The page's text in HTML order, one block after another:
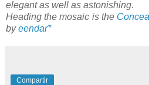
elegant as well as astonishing.
Heading the mosaic is the
byeendar*
Compartir